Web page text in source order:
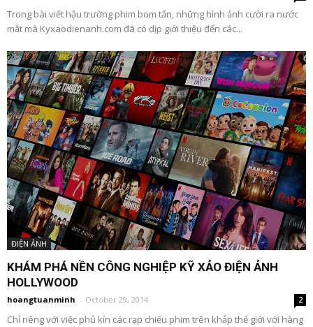
Trong bài viết hậu trường phim bom tấn, những hình ảnh cười ra nước
mắt mà Kyxaodienanh.com đã có dịp giới thiệu đến các...
ĐIỆN ẢNH
KHÁM PHÁ NỀN CÔNG NGHIỆP KỸ XẢO ĐIỆN ẢNH
HOLLYWOOD
hoangtuanminh - October 29, 2014 2
Chỉ riêng với việc phủ kín các rạp chiếu phim trên khắp thế giới với hàng